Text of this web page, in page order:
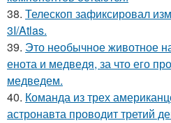
38. Телескоп зафиксировал
3I/Atlas.
39. Это необычное животное
енота и медведя, за что его
медведем.
40. Команда из трех
астронавта проводит третий